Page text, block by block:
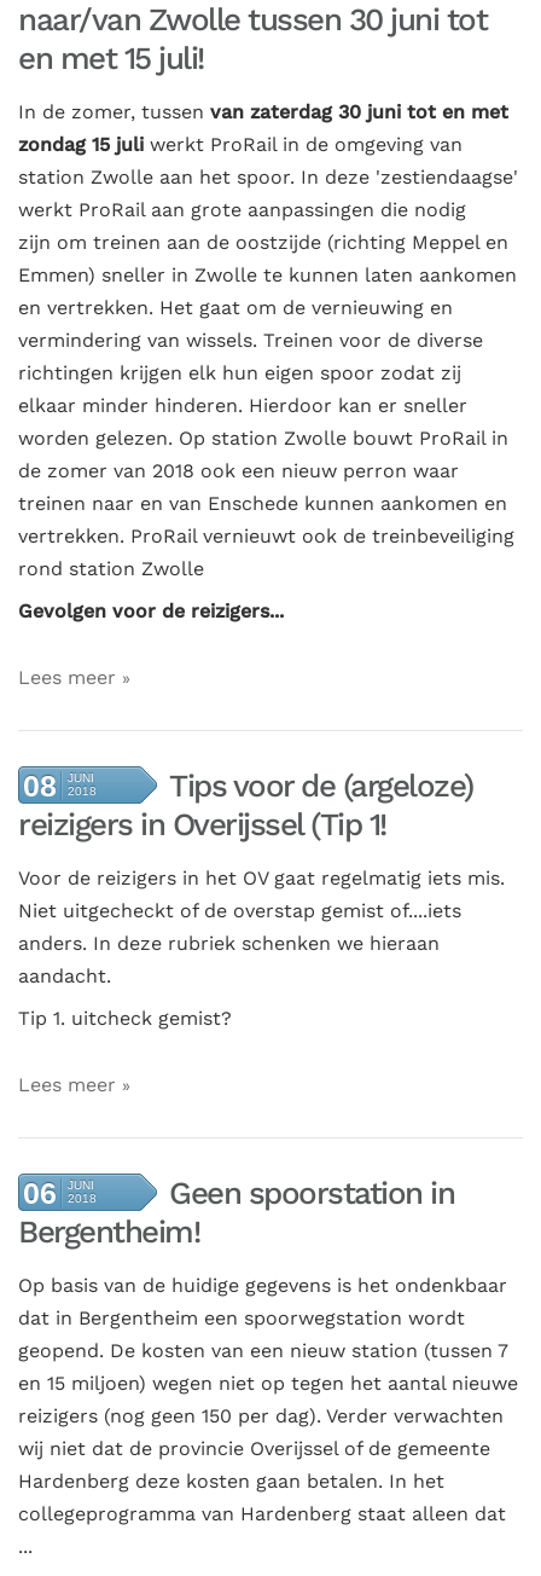
naar/van Zwolle tussen 30 juni tot
en met 15 juli!
In de zomer, tussen van zaterdag 30 juni tot en met
zondag 15 juli werkt ProRail in de omgeving van
station Zwolle aan het spoor. In deze 'zestiendaagse'
werkt ProRail aan grote aanpassingen die nodig
zijn om treinen aan de oostzijde (richting Meppel en
Emmen) sneller in Zwolle te kunnen laten aankomen
en vertrekken. Het gaat om de vernieuwing en
vermindering van wissels. Treinen voor de diverse
richtingen krijgen elk hun eigen spoor zodat zij
elkaar minder hinderen. Hierdoor kan er sneller
worden gelezen. Op station Zwolle bouwt ProRail in
de zomer van 2018 ook een nieuw perron waar
treinen naar en van Enschede kunnen aankomen en
vertrekken. ProRail vernieuwt ook de treinbeveiliging
rond station Zwolle
Gevolgen voor de reizigers...
Lees meer
08
JUNI
2018
Tips voor de (argeloze)
reizigers in Overijssel (Tip 1!
Voor de reizigers in het OV gaat regelmatig iets mis.
Niet uitgecheckt of de overstap gemist of....iets
anders. In deze rubriek schenken we hieraan
aandacht.
Tip 1. uitcheck gemist?
Lees meer
06
JUNI
2018
Geen spoorstation in
Bergentheim!
Op basis van de huidige gegevens is het ondenkbaar
dat in Bergentheim een spoorwegstation wordt
geopend. De kosten van een nieuw station (tussen 7
en 15 miljoen) wegen niet op tegen het aantal nieuwe
reizigers (nog geen 150 per dag). Verder verwachten
wij niet dat de provincie Overijssel of de gemeente
Hardenberg deze kosten gaan betalen. In het
collegeprogramma van Hardenberg staat alleen dat
...